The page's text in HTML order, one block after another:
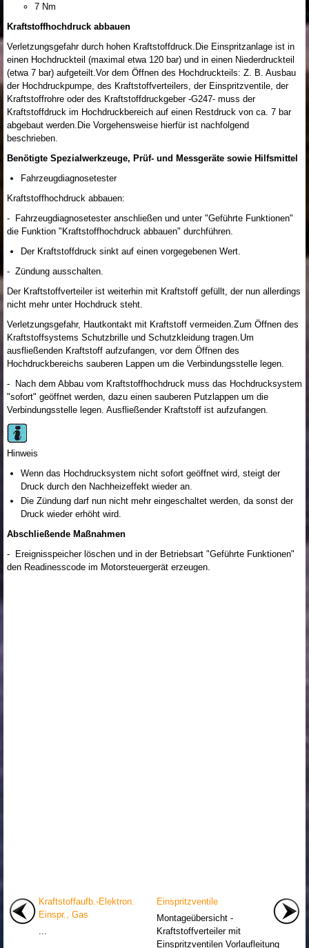
7 Nm
Kraftstoffhochdruck abbauen
Verletzungsgefahr durch hohen Kraftstoffdruck.Die Einspritzanlage ist in
einen Hochdruckteil (maximal etwa 120 bar) und in einen Niederdruckteil
(etwa 7 bar) aufgeteilt.Vor dem Öffnen des Hochdruckteils: Z. B. Ausbau
der Hochdruckpumpe, des Kraftstoffverteilers, der Einspritzventile, der
Kraftstoffrohre oder des Kraftstoffdruckgeber -G247- muss der
Kraftstoffdruck im Hochdruckbereich auf einen Restdruck von ca. 7 bar
abgebaut werden.Die Vorgehensweise hierfür ist nachfolgend
beschrieben.
Benötigte Spezialwerkzeuge, Prüf- und Messgeräte sowie Hilfsmittel
Fahrzeugdiagnosetester
Kraftstoffhochdruck abbauen:
- Fahrzeugdiagnosetester anschließen und unter "Geführte Funktionen"
die Funktion "Kraftstoffhochdruck abbauen" durchführen.
Der Kraftstoffdruck sinkt auf einen vorgegebenen Wert.
- Zündung ausschalten.
Der Kraftstoffverteiler ist weiterhin mit Kraftstoff gefüllt, der nun allerdings
nicht mehr unter Hochdruck steht.
Verletzungsgefahr, Hautkontakt mit Kraftstoff vermeiden.Zum Öffnen des
Kraftstoffsystems Schutzbrille und Schutzkleidung tragen.Um
ausfließenden Kraftstoff aufzufangen, vor dem Öffnen des
Hochdruckbereichs sauberen Lappen um die Verbindungsstelle legen.
- Nach dem Abbau vom Kraftstoffhochdruck muss das Hochdrucksystem
"sofort" geöffnet werden, dazu einen sauberen Putzlappen um die
Verbindungsstelle legen. Ausfließender Kraftstoff ist aufzufangen.
Hinweis
Wenn das Hochdrucksystem nicht sofort geöffnet wird, steigt der
Druck durch den Nachheizeffekt wieder an.
Die Zündung darf nun nicht mehr eingeschaltet werden, da sonst der
Druck wieder erhöht wird.
Abschließende Maßnahmen
- Ereignisspeicher löschen und in der Betriebsart "Geführte Funktionen"
den Readinesscode im Motorsteuergerät erzeugen.
Kraftstoffaufb.-Elektron.
Einspr., Gas
Einspritzventile
Montageübersicht -
Kraftstoffverteiler mit
Einspritzventilen Vorlaufleitung